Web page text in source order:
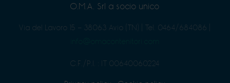
O.M.A. Srl a socio unico
Via del Lavoro 15 - 38063 Avio (TN) Tel. 0464/684086
C.F./P.I. : IT 00640060224